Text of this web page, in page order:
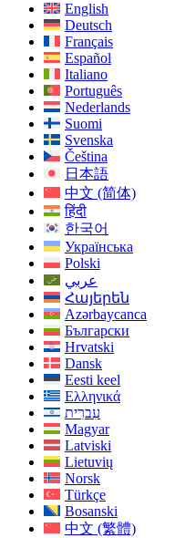
English
Deutsch
Français
Español
Italiano
Português
Nederlands
Suomi
Svenska
Čeština
日本語
中文 (简体)
हिंदी
한국어
Українська
Polski
عربي
Հայերեն
Azərbaycanca
Български
Hrvatski
Dansk
Eesti keel
Ελληνικά
עִברִית
Magyar
Latviski
Lietuvių
Norsk
Türkçe
Bosanski
中文 (繁體)